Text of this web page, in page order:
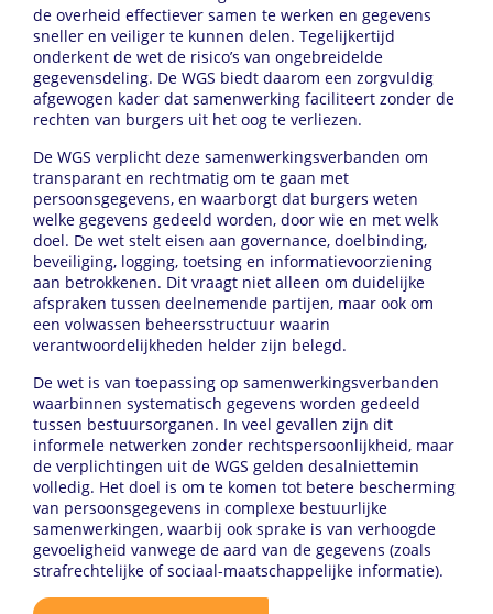
de overheid effectiever samen te werken en gegevens
sneller en veiliger te kunnen delen. Tegelijkertijd
onderkent de wet de risico’s van ongebreidelde
gegevensdeling. De WGS biedt daarom een zorgvuldig
afgewogen kader dat samenwerking faciliteert zonder de
rechten van burgers uit het oog te verliezen.
De WGS verplicht deze samenwerkingsverbanden om
transparant en rechtmatig om te gaan met
persoonsgegevens, en waarborgt dat burgers weten
welke gegevens gedeeld worden, door wie en met welk
doel. De wet stelt eisen aan governance, doelbinding,
beveiliging, logging, toetsing en informatievoorziening
aan betrokkenen. Dit vraagt niet alleen om duidelijke
afspraken tussen deelnemende partijen, maar ook om
een volwassen beheersstructuur waarin
verantwoordelijkheden helder zijn belegd.
De wet is van toepassing op samenwerkingsverbanden
waarbinnen systematisch gegevens worden gedeeld
tussen bestuursorganen. In veel gevallen zijn dit
informele netwerken zonder rechtspersoonlijkheid, maar
de verplichtingen uit de WGS gelden desalniettemin
volledig. Het doel is om te komen tot betere bescherming
van persoonsgegevens in complexe bestuurlijke
samenwerkingen, waarbij ook sprake is van verhoogde
gevoeligheid vanwege de aard van de gegevens (zoals
strafrechtelijke of sociaal-maatschappelijke informatie).